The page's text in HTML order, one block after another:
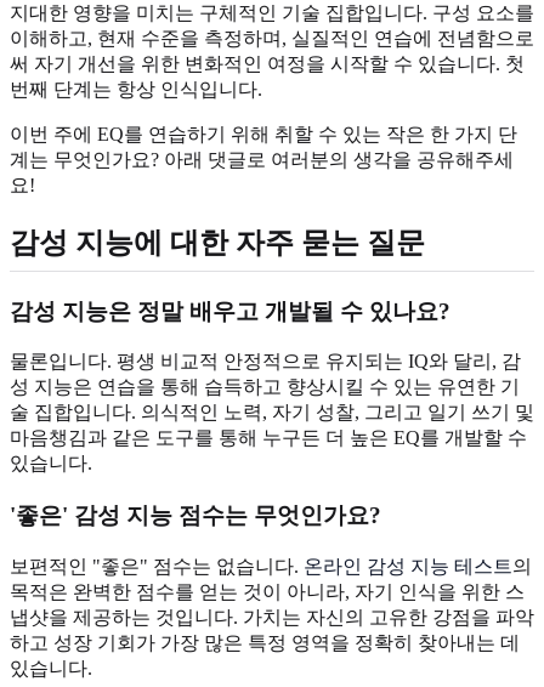
지대한 영향을 미치는 구체적인 기술 집합입니다. 구성 요소를
이해하고, 현재 수준을 측정하며, 실질적인 연습에 전념함으로
써 자기 개선을 위한 변화적인 여정을 시작할 수 있습니다. 첫
번째 단계는 항상 인식입니다.
이번 주에 EQ를 연습하기 위해 취할 수 있는 작은 한 가지 단
계는 무엇인가요? 아래 댓글로 여러분의 생각을 공유해주세
요!
감성 지능에 대한 자주 묻는 질문
감성 지능은 정말 배우고 개발될 수 있나요?
물론입니다. 평생 비교적 안정적으로 유지되는 IQ와 달리, 감
성 지능은 연습을 통해 습득하고 향상시킬 수 있는 유연한 기
술 집합입니다. 의식적인 노력, 자기 성찰, 그리고 일기 쓰기 및
마음챙김과 같은 도구를 통해 누구든 더 높은 EQ를 개발할 수
있습니다.
'좋은' 감성 지능 점수는 무엇인가요?
보편적인 "좋은" 점수는 없습니다. 온라인 감성 지능 테스트의
목적은 완벽한 점수를 얻는 것이 아니라, 자기 인식을 위한 스
냅샷을 제공하는 것입니다. 가치는 자신의 고유한 강점을 파악
하고 성장 기회가 가장 많은 특정 영역을 정확히 찾아내는 데
있습니다.